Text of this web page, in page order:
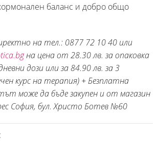
баланс и дoбpo oбщo
на тел.: 0877 72 10 40 или
на цена от 28.30 лв. за опаковка
дози или за 84.90 лв. за 3
курс на терапия) + Безплатна
може да бъде закупен и от магазин
София, бул. Христо Ботев №60